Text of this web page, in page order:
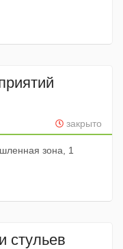
закрыто
зона, 1
стульев